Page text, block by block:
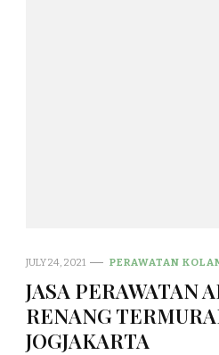
JULY 24, 2021 PERAWATAN
JASA PERAWATAN
RENANG
JOGJAKARTA